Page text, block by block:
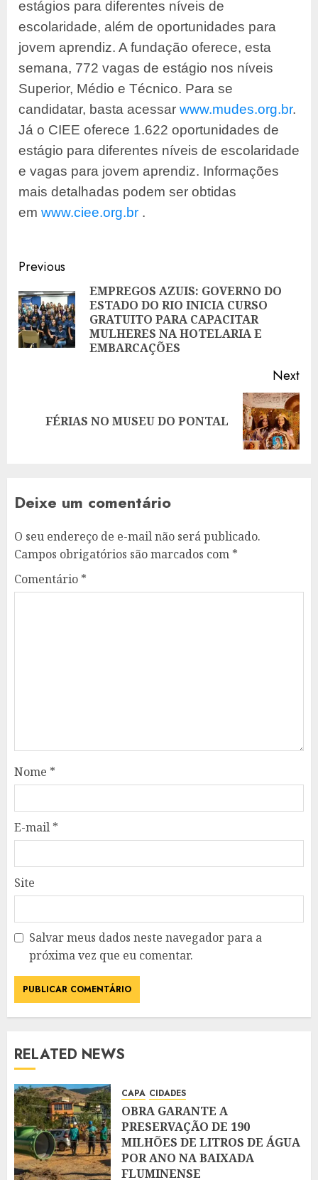
estágios para diferentes níveis de
escolaridade, além de oportunidades para
jovem aprendiz. A fundação oferece, esta
semana, 772 vagas de estágio nos níveis
Superior, Médio e Técnico. Para se
candidatar, basta acessar www.mudes.org.br.
Já o CIEE oferece 1.622 oportunidades de
estágio para diferentes níveis de escolaridade
e vagas para jovem aprendiz. Informações
mais detalhadas podem ser obtidas
em www.ciee.org.br .
Post
navigation
Previous
EMPREGOS AZUIS: GOVERNO DO
ESTADO DO RIO INICIA CURSO
GRATUITO PARA CAPACITAR
MULHERES NA HOTELARIA E
EMBARCAÇÕES
Next
NextFÉRIAS NO MUSEU DO PONTAL
Deixe um comentário
O seu endereço de e-mail não será publicado.
Campos obrigatórios são marcados com *
Comentário *
Nome *
E-mail *
Site
Salvar meus dados neste navegador para a
próxima vez que eu comentar.
RELATED NEWS
CAPA CIDADES
OBRA GARANTE A
PRESERVAÇÃO DE 190
MILHÕES DE LITROS DE ÁGUA
POR ANO NA BAIXADA
FLUMINENSE